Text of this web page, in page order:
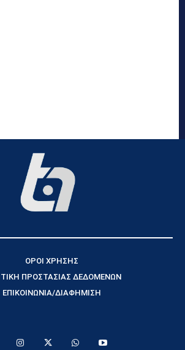
ΟΡΟΙ ΧΡΗΣΗΣ
ΠΡΟΣΤΑΣΙΑΣ ΔΕΔΟΜΕΝΩΝ
ΕΠΙΚΟΙΝΩΝΙΑ/ΔΙΑΦΗΜΙΣΗ